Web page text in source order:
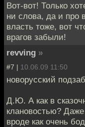
Вот-вот! Только
ни слова, да и про
власть тоже, вот
врагов забыли!
revving »
#7 | 10.06.09 11:50
новорусский
Д.Ю. А как в
клановостью?
вроде как очень